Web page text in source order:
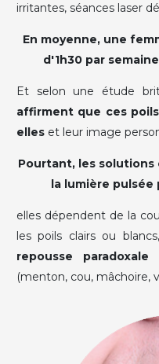
irritantes, séances laser
En moyenne, une
d'1h30 par
Et selon une étude
affirment que ces
elles et leur image
Pourtant, les solutions
la lumière
elles dépendent de la
les poils clairs ou
repousse
(menton, cou, mâchoire,